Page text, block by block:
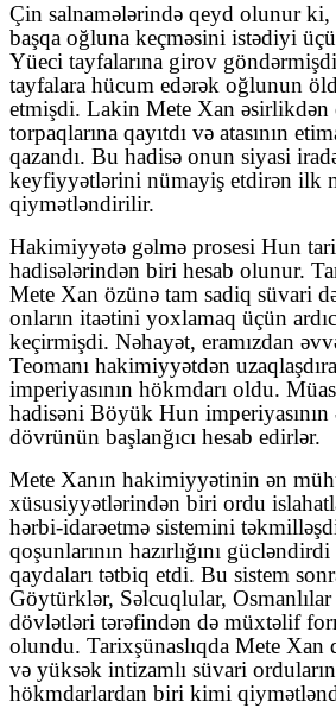
Çin salnamələrində qeyd olunur ki,
başqa oğluna keçməsini istədiyi
Yüeci tayfalarına girov
tayfalara hücum edərək oğlunun
etmişdi. Lakin Mete Xan əsirlikdən
torpaqlarına qayıtdı və atasının
qazandı. Bu hadisə onun siyasi
keyfiyyətlərini nümayiş etdirən ilk
qiymətləndirilir.
Hakimiyyətə gəlmə prosesi Hun
hadisələrindən biri hesab olunur.
Mete Xan özünə tam sadiq süvari
onların itaətini yoxlamaq üçün
keçirmişdi. Nəhayət, eramızdan
Teomanı hakimiyyətdən
imperiyasının hökmdarı oldu.
hadisəni Böyük Hun imperiyasının
dövrünün başlanğıcı hesab edirlər.
Mete Xanın hakimiyyətinin ən
xüsusiyyətlərindən biri ordu
hərbi-idarəetmə sistemini
qoşunlarının hazırlığını
qaydaları tətbiq etdi. Bu sistem
Göytürklər, Səlcuqlular,
dövlətləri tərəfindən də müxtəlif
olundu. Tarixşünaslıqda Mete Xan
və yüksək intizamlı süvari
hökmdarlardan biri kimi